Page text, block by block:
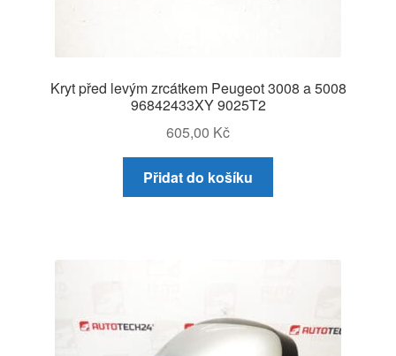
Kryt před levým zrcátkem Peugeot 3008 a 5008
96842433XY 9025T2
605,00 Kč
Přidat do košíku